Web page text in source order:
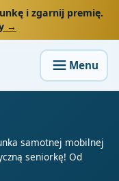
i zgarnij premię.
→
samotnej mobilnej
seniorkę! Od